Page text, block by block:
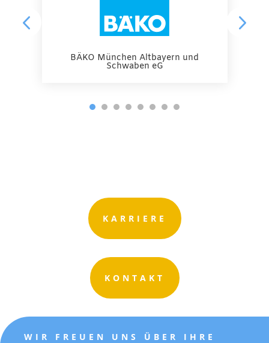
BÄKO München Altbayern und
Schwaben eG
KARRIERE
KONTAKT
WIR FREUEN UNS ÜBER IHRE